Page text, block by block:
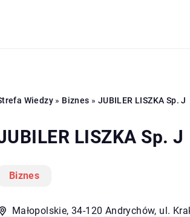
Wiedzy» Biznes » JUBILER LISZKA Sp. J
LISZKA Sp. J
Biznes
Małopolskie, 34-120 Andrychów, ul.